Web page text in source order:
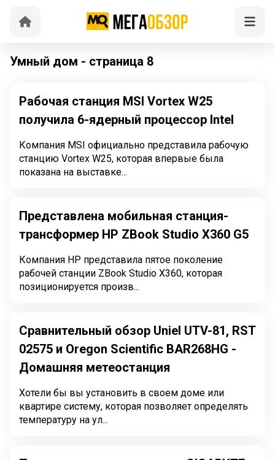
Умный дом - страница 8
Рабочая станция MSI Vortex W25
получила 6-ядерный процессор Intel
Компания MSI официально представила рабочую
станцию Vortex W25, которая впервые была
показана на выставке...
Представлена мобильная станция-
трансформер HP ZBook Studio X360 G5
Компания HP представила пятое поколение
рабочей станции ZBook Studio X360, которая
позиционируется произв...
Сравнительный обзор Uniel UTV-81, RST
02575 и Oregon Scientific BAR268HG -
Домашняя метеостанция
Хотели бы вы установить в своем доме или
квартире систему, которая позволяет определять
температуру на ул...